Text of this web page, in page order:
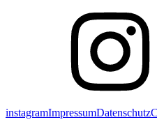
instagramImpressumDatenschutz